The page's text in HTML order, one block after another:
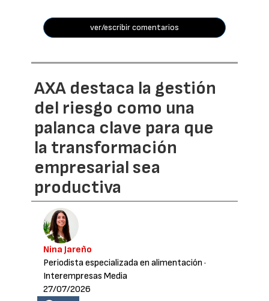
ver/escribir comentarios
AXA destaca la gestión
del riesgo como una
palanca clave para que
la transformación
empresarial sea
productiva
Nina Jareño
Periodista especializada en alimentación ·
Interempresas Media
27/07/2026